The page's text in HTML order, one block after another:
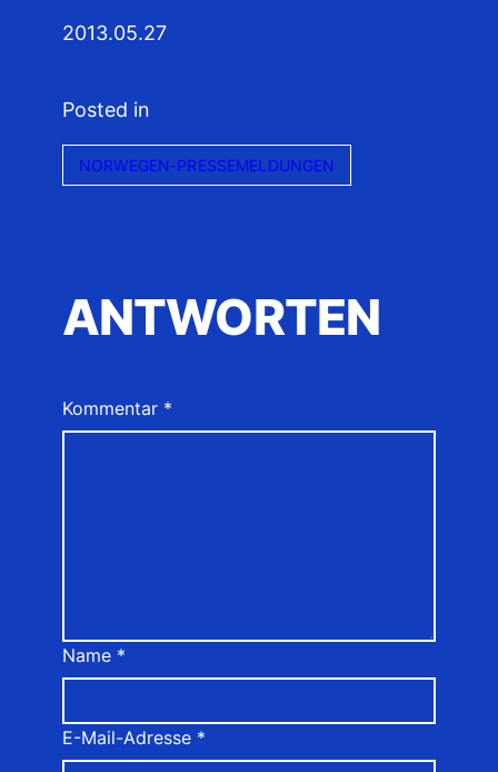
2013.05.27
Posted in
NORWEGEN-PRESSEMELDUNGEN
ANTWORTEN
Kommentar *
Name *
E-Mail-Adresse *